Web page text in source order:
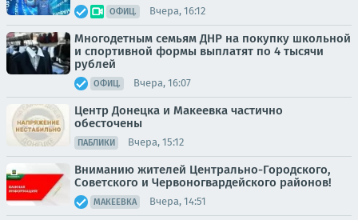
ОФИЦ. Вчера, 16:12
Многодетным семьям ДНР на покупку школьной
и спортивной формы выплатят по 4 тысячи
рублей
ОФИЦ. Вчера, 16:07
Центр Донецка и Макеевка частично
обесточены
ПАБЛИКИ Вчера, 15:12
Вниманию жителей Центрально-Городского,
Советского и Червоногвардейского районов!
МАКЕЕВКА Вчера, 14:51